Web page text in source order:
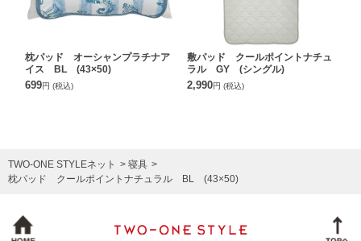
枕パッド オーシャンプラチナア
イス BL (43×50)
699円 (税込)
敷パッド クールポイントナチュ
ラル GY (シングル)
2,990円 (税込)
TWO-ONE STYLEネット
寝具
枕パッド クールポイントナチュラル BL (43×50)